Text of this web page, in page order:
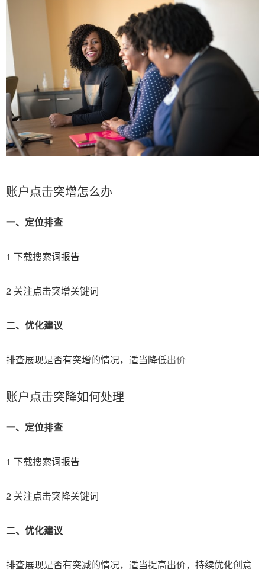
账户点击突增怎么办
一、定位排查
1 下载搜索词报告
2 关注点击突增关键词
二、优化建议
排查展现是否有突增的情况，适当降低出价
账户点击突降如何处理
一、定位排查
1 下载搜索词报告
2 关注点击突降关键词
二、优化建议
排查展现是否有突减的情况，适当提高出价，持续优化创意